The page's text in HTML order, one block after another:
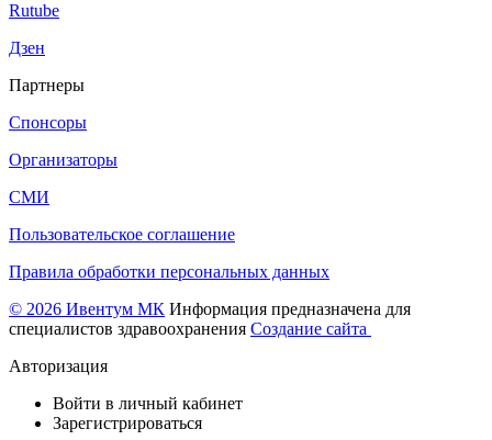
Rutube
Дзен
Партнеры
Спонсоры
Организаторы
СМИ
Пользовательское соглашение
Правила обработки персональных данных
© 2026 Ивентум МК Информация предназначена для
специалистов здравоохранения Создание сайта
Авторизация
Войти в личный кабинет
Зарегистрироваться